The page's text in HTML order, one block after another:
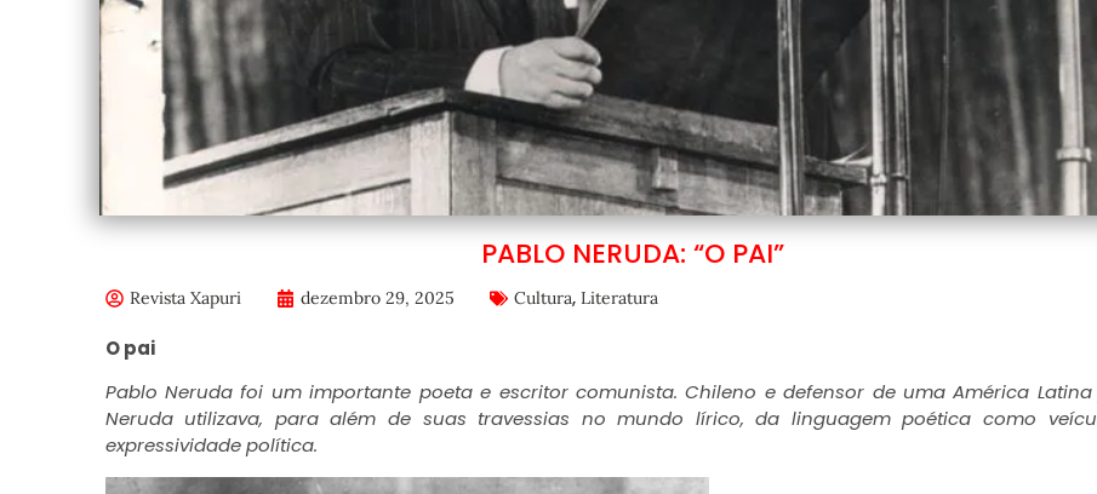
PABLO NERUDA: “O PAI”
Revista Xapuri dezembro 29, 2025 Cultura, Literatura
O pai
Pablo Neruda foi um importante poeta e escritor comunista. Chileno e defensor de uma América Latina
Neruda utilizava, para além de suas travessias no mundo lírico, da linguagem poética como
expressividade política.